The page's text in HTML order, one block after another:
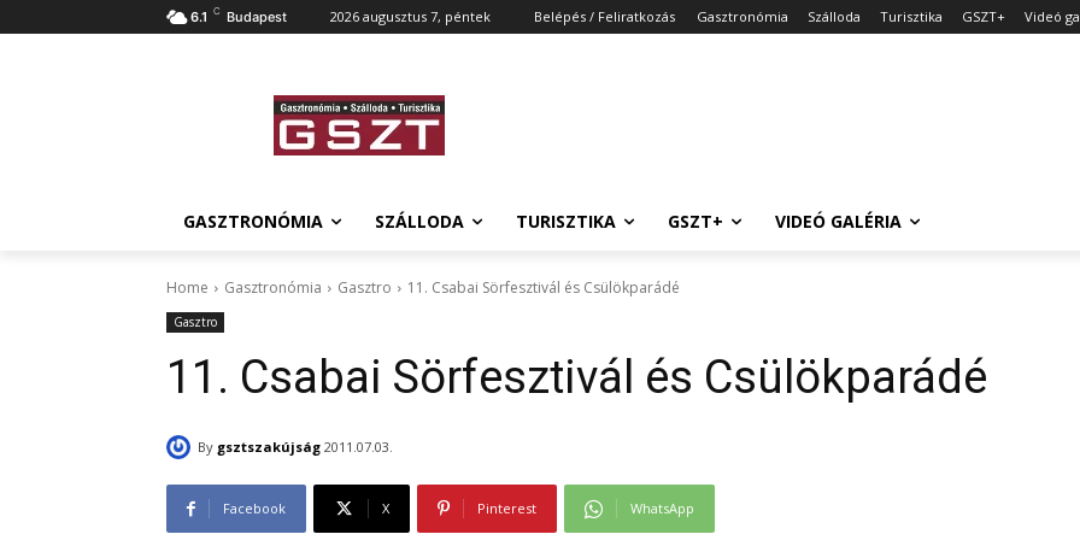
6.1 C Budapest 2026 augusztus 7, péntek Belépés / Feliratkozás Gasztronómia Szálloda Turisztika GSZT+ Videó
GASZTRONÓMIA SZÁLLODA TURISZTIKA GSZT+ VIDEÓ GALÉRIA
Home Gasztronómia Gasztro 11. Csabai Sörfesztivál és Csülökparádé
Gasztro
11. Csabai Sörfesztivál és Csülökparádé
By gsztszakújság 2011.07.03.
Facebook X Pinterest WhatsApp